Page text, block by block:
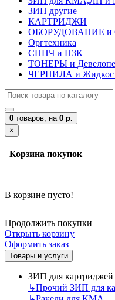
ЗИП другие
КАРТРИДЖИ
ОБОРУДОВАНИЕ и
Оргтехника
СНПЧ и ПЗК
ТОНЕРЫ и
ЧЕРНИЛА и
0 товаров, на 0 р.
×
Корзина покупок
В корзине пусто!
Продолжить покупки
Открыть корзину
Оформить заказ
Товары и услуги
ЗИП для картриджей
↳Прочий ЗИП для